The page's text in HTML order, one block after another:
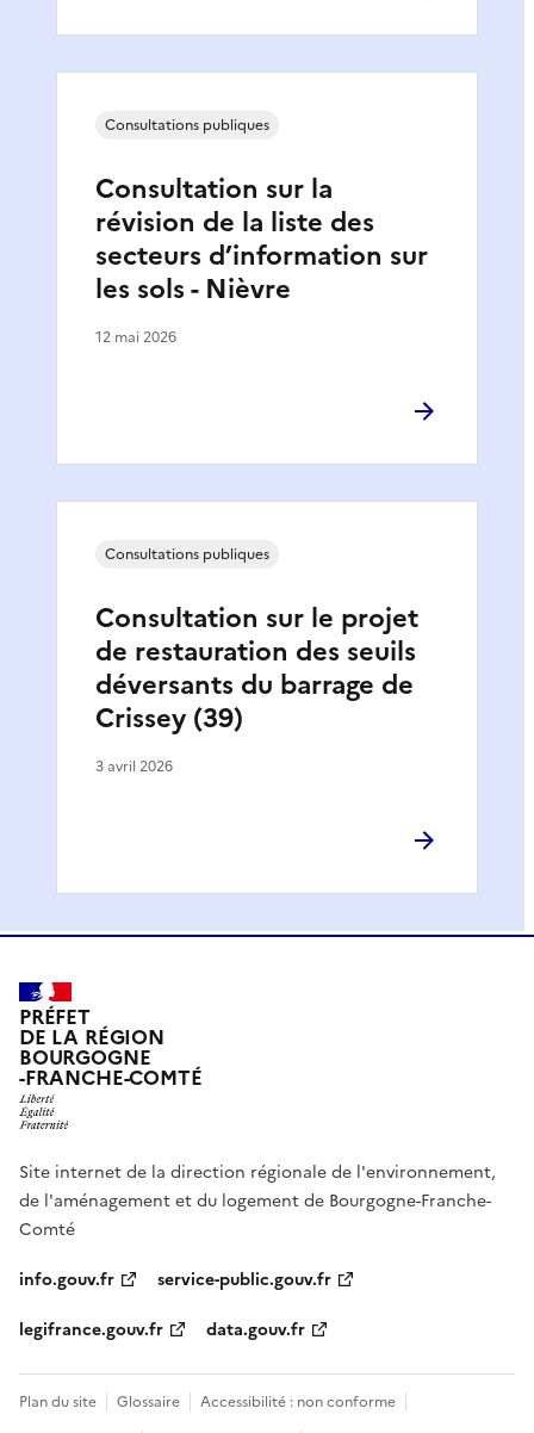
Consultation sur la
révision de la liste des
secteurs d’information sur
les sols - Nièvre
Consultations publiques
12 mai 2026
Consultation sur le projet
de restauration des seuils
déversants du barrage de
Crissey (39)
Consultations publiques
3 avril 2026
PRÉFET
DE LA RÉGION
BOURGOGNE
-FRANCHE-COMTÉ
Site internet de la direction régionale de l'environnement,
de l'aménagement et du logement de Bourgogne-Franche-
Comté
info.gouv.fr
service-public.gouv.fr
legifrance.gouv.fr
data.gouv.fr
Plan du site Glossaire
Accessibilité : non conforme